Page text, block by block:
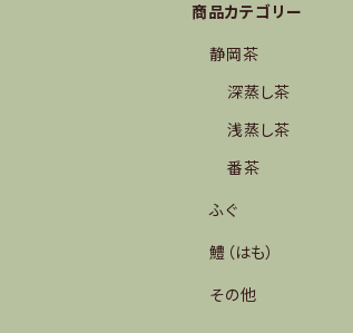
商品カテゴリー
静岡茶
深蒸し茶
浅蒸し茶
番茶
ふぐ
鱧（はも）
その他